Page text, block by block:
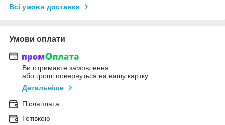
Всі умови доставки
Умови оплати
Ви отримаєте замовлення
або гроші повернуться на вашу картку
Детальніше
Післяплата
Готівкою